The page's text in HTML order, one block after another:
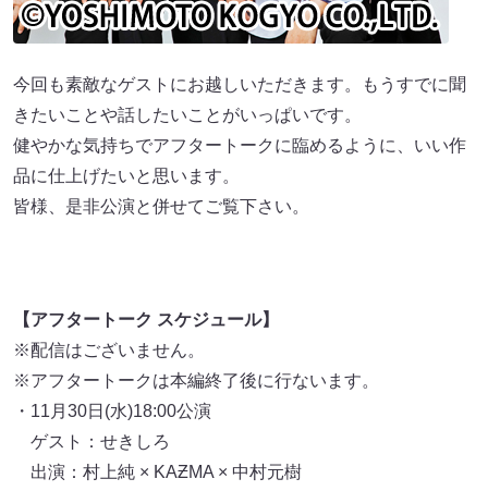
今回も素敵なゲストにお越しいただきます。もうすでに聞
きたいことや話したいことがいっぱいです。
健やかな気持ちでアフタートークに臨めるように、いい作
品に仕上げたいと思います。
皆様、是非公演と併せてご覧下さい。
【アフタートーク スケジュール】
※配信はございません。
※アフタートークは本編終了後に行ないます。
・11月30日(水)18:00公演
ゲスト：せきしろ
出演：村上純 × KAƵMA × 中村元樹